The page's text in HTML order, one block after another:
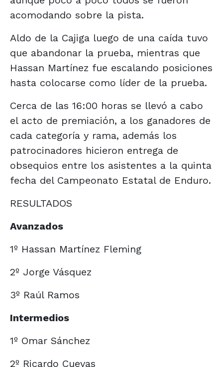
acomodando sobre la pista.
Aldo de la Cajiga luego de una caída tuvo
que abandonar la prueba, mientras que
Hassan Martínez fue escalando posiciones
hasta colocarse como líder de la prueba.
Cerca de las 16:00 horas se llevó a cabo
el acto de premiación, a los ganadores de
cada categoría y rama, además los
patrocinadores hicieron entrega de
obsequios entre los asistentes a la quinta
fecha del Campeonato Estatal de Enduro.
RESULTADOS
Avanzados
1º Hassan Martínez Fleming
2º Jorge Vásquez
3º Raúl Ramos
Intermedios
1º Omar Sánchez
2º Ricardo Cuevas